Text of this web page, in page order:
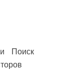
Поиск